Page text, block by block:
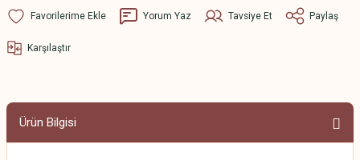
Yorum Yaz Tavsiye Et Paylaş
Karşılaştır
Ürün Bilgisi